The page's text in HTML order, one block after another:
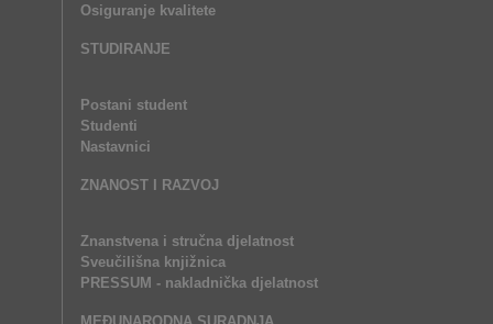
Osiguranje kvalitete
STUDIRANJE
Postani student
Studenti
Nastavnici
ZNANOST I RAZVOJ
Znanstvena i stručna djelatnost
Sveučilišna knjižnica
PRESSUM - nakladnička djelatnost